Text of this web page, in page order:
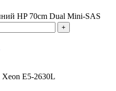
HP 70cm Dual Mini-SAS
+
Xeon E5-2630L